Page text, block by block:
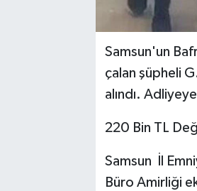
Samsun'un
çalan şüpheli
alındı.
220 Bin TL
Samsun İl
Büro Amirliği